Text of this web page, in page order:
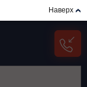
Наверх